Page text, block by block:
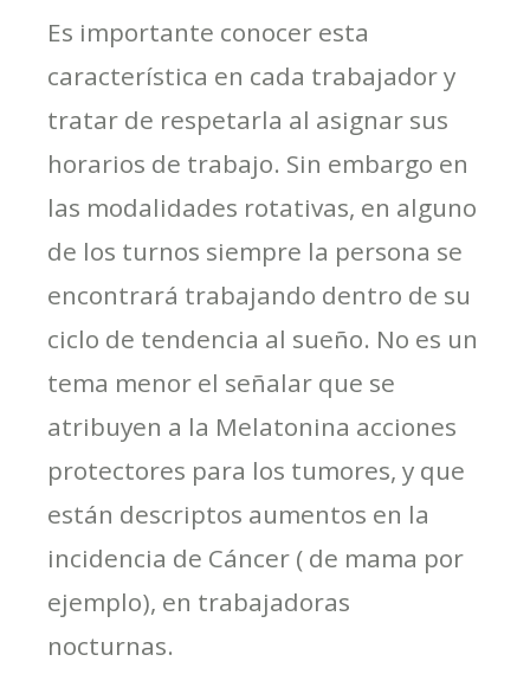
Es importante conocer esta
característica en cada trabajador y
tratar de respetarla al asignar sus
horarios de trabajo. Sin embargo en
las modalidades rotativas, en alguno
de los turnos siempre la persona se
encontrará trabajando dentro de su
ciclo de tendencia al sueño. No es un
tema menor el señalar que se
atribuyen a la Melatonina acciones
protectores para los tumores, y que
están descriptos aumentos en la
incidencia de Cáncer ( de mama por
ejemplo), en trabajadoras
nocturnas.